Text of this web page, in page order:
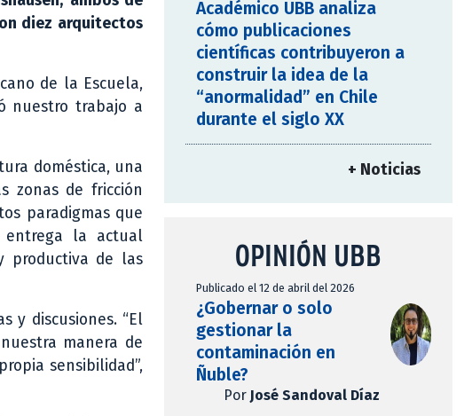
diez arquitectos
de la Escuela,
nuestro trabajo a
doméstica, una
zonas de fricción
paradigmas que
entrega la actual
productiva de las
y discusiones. “El
manera de
sensibilidad”,
Académico UBB analiza
cómo publicaciones
científicas contribuyeron a
construir la idea de la
“anormalidad” en Chile
durante el siglo XX
+ Noticias
OPINIÓN UBB
Publicado el 12 de abril del 2026
¿Gobernar o solo
gestionar la
contaminación en
Ñuble?
Por José Sandoval Díaz